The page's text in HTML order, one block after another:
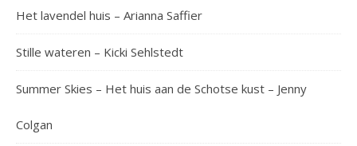
Het lavendel huis – Arianna Saffier
Stille wateren – Kicki Sehlstedt
Summer Skies – Het huis aan de Schotse kust – Jenny
Colgan